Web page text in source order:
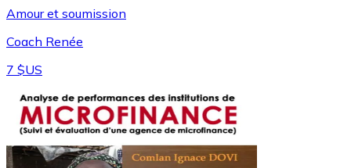
Amour et soumission
Coach Renée
7 $US